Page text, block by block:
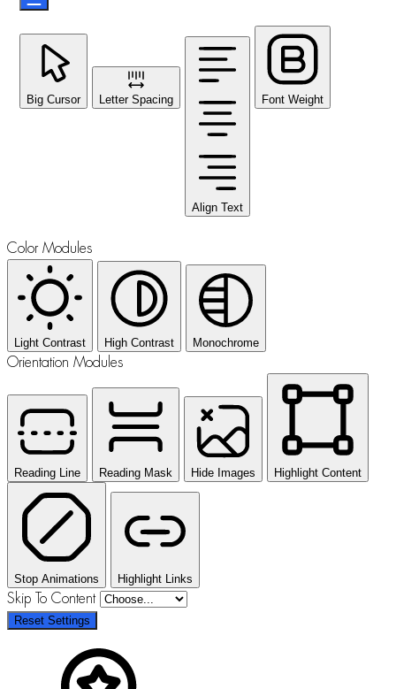
Big Cursor Letter Spacing
Align Text
Font Weight
Color Modules
Light Contrast High Contrast Monochrome
Orientation Modules
Reading Line Reading Mask Hide Images Highlight Content
Stop Animations Highlight Links
Skip To Content
Reset Settings